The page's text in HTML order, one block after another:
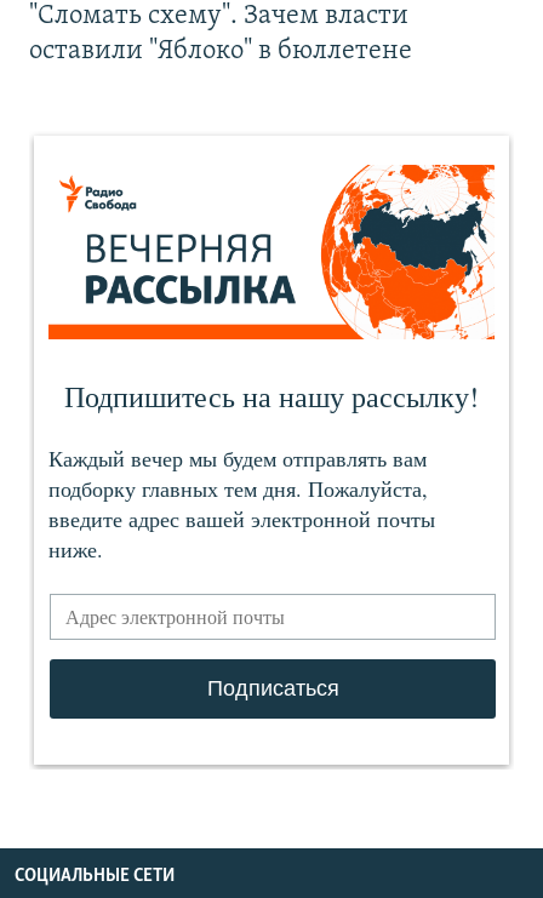
"Сломать схему". Зачем власти
оставили "Яблоко" в бюллетене
СОЦИАЛЬНЫЕ СЕТИ